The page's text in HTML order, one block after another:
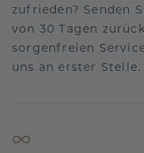
zufrieden? Senden
von 30 Tagen
sorgenfreien
uns an erster Stelle.